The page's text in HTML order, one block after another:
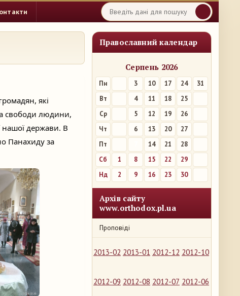
Православний календар
Серпень 2026
Пн 3 10 17 24
31
Вт
4 11 18
25
Ср
5 12 19
26
Чт
6 13 20
27
Пт
14 21
28
Сб
1 8 15 22
29
Нд
2 9 16 23 30
Архів сайту
www.orthodox.pl.ua
Проповіді
2013-02 2013-01 2012-12 2012-10
2012-09 2012-08 2012-07 2012-06
які
свободи людини,
нашої держави. В
Панахиду за